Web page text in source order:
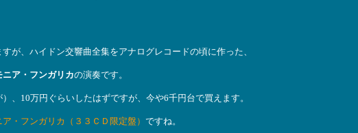
が、ハイドン交響曲全集をアナログレコードの頃に作った、
ア・フンガリカの演奏です。
、10万円ぐらいしたはずですが、今や6千円台で買えます。
・フンガリカ（３３ＣＤ限定盤） ですね。